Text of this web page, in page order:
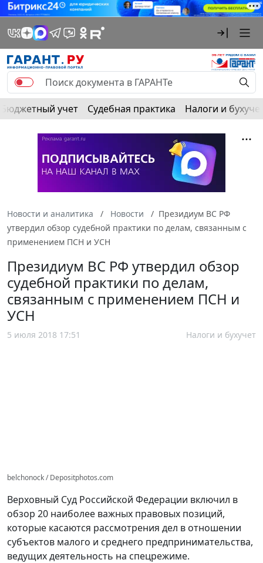
Бюджетный учет Судебная практика Налоги и
Новости и аналитика Новости
Президиум ВС РФ
утвердил обзор судебной практики по делам, связанным с
применением ПСН и УСН
Президиум ВС РФ утвердил обзор
судебной практики по делам,
связанным с применением ПСН и
УСН
5 июля 2018 17:51 Налоги и бухучет
belchonock / Depositphotos.com
Верховный Суд Российской Федерации включил в
обзор 20 наиболее важных правовых позиций,
которые касаются рассмотрения дел в отношении
субъектов малого и среднего предпринимательства,
ведущих деятельность на спецрежиме.